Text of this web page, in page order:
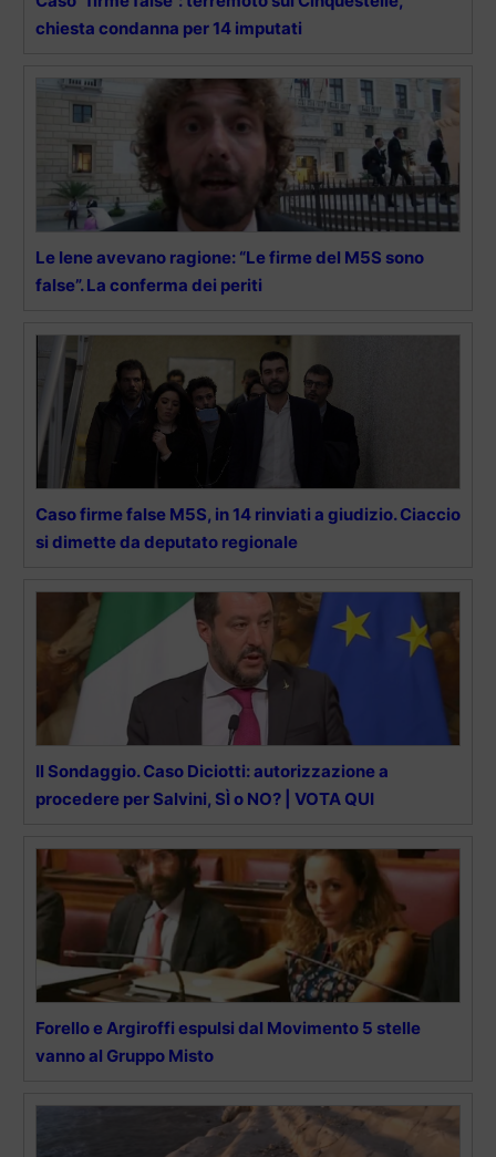
chiesta condanna per 14 imputati
Le Iene avevano ragione: “Le firme del M5S sono
false”. La conferma dei periti
Caso firme false M5S, in 14 rinviati a giudizio. Ciaccio
si dimette da deputato regionale
Il Sondaggio. Caso Diciotti: autorizzazione a
procedere per Salvini, SÌ o NO? | VOTA QUI
Forello e Argiroffi espulsi dal Movimento 5 stelle
vanno al Gruppo Misto